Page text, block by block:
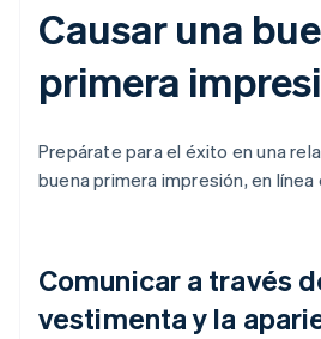
Causar una
primera
Prepárate para el éxito en una
buena primera impresión, en línea
Comunicar a través
vestimenta y la